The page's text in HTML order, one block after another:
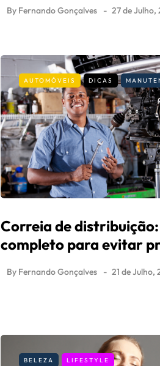
By Fernando Gonçalves 27 de Julho,
AUTOMÓVEIS DICAS
Correia de
completo para evitar
By Fernando Gonçalves 21 de Julho,
BELEZA
LIFESTYLE